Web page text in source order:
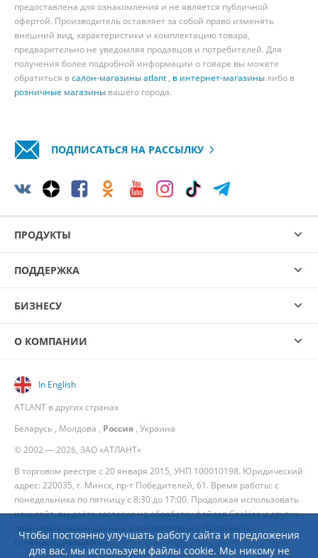
Чтобы постоянно улучшать работу сайта и предложения
для вас, мы используем файлы cookie. Мы никому не
предоставлена для ознакомления и не является публичной
офертой. Производитель оставляет за собой право изменять
внешний вид, характеристики и комплектацию товара,
предварительно не уведомляя продавцов и потребителей. Для
получения более подробной информации о товаре вы можете
обратиться всалон-магазины atlant , в интернет-магазинылибо в
розничные магазины вашего города.
ПОДПИСАТЬСЯ НА РАССЫЛКУ
ПРОДУКТЫ
ПОДДЕРЖКА
БИЗНЕСУ
О КОМПАНИИ
© 2002 — 2026, ЗАО «АТЛАНТ»
В торговом реестре с 20 января 2015, УНП 100010198. Юридический
адрес: 220035, г. Минск, пр-т Победителей, 61. Время работы: с
понедельника по пятницу с 8:30 до 17:00. Продолжая использовать
наш сайт, вы даёте согласие на обработку файлов Cookies и других
конфиденциальности.
In English
ATLANT в других странах
Беларусь , Молдова , Россия , Украина